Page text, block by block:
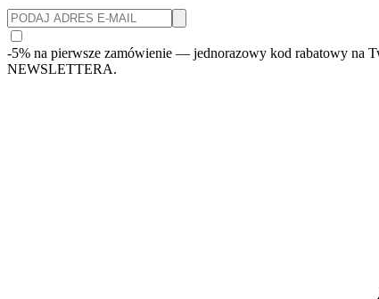
-5% na pierwsze zamówienie — jednorazowy kod rabatowy na
NEWSLETTERA.